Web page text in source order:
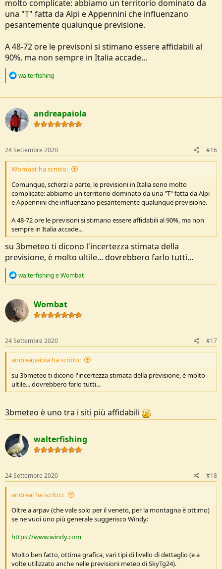
molto complicate: abbiamo un territorio dominato da
una "T" fatta da Alpi e Appennini che influenzano
pesantemente qualunque previsione.
A 48-72 ore le previsoni si stimano essere affidabili al
90%, ma non sempre in Italia accade...
R
c
t
i
o
n
walterfishing
andreapaiola
24 Settembre 2020 #16
Wombat ha scritto:
Comunque, scherzi a parte, le previsioni in Italia sono molto
complicate: abbiamo un territorio dominato da una "T" fatta da Alpi
e Appennini che influenzano pesantemente qualunque previsione.
A 48-72 ore le previsoni si stimano essere affidabili al 90%, ma non
sempre in Italia accade...
su 3bmeteo ti dicono l'incertezza stimata della
previsione, è molto ultile... dovrebbero farlo tutti...
R
c
t
i
o
s
:
walterfishingeWombat
Wombat
24 Settembre 2020 #17
andreapaiola ha scritto:
su 3bmeteo ti dicono l'incertezza stimata della previsione, è molto
ultile... dovrebbero farlo tutti...
3bmeteo è uno tra i siti più affidabili
walterfishing
24 Settembre 2020 #18
andreal ha scritto:
Oltre a arpav (che vale solo per il veneto, per la montagna è ottimo)
se ne vuoi uno più generale suggerisco Windy:
https://www.windy.com
Molto ben fatto, ottima grafica, vari tipi di livello di dettaglio (e a
volte utilizzato anche nelle previsioni meteo di SkyTg24).